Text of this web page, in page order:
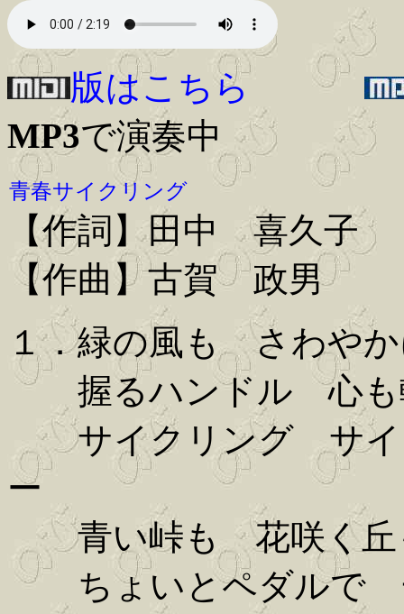
版はこちら
MP3で演奏中
青春サイクリング
【作詞】田中 喜久子
【作曲】古賀 政男
１．緑の風も さわや
握るハンドル 心も
サイクリング サイ
ー
青い峠も 花咲く丘
ちょいとペダルで